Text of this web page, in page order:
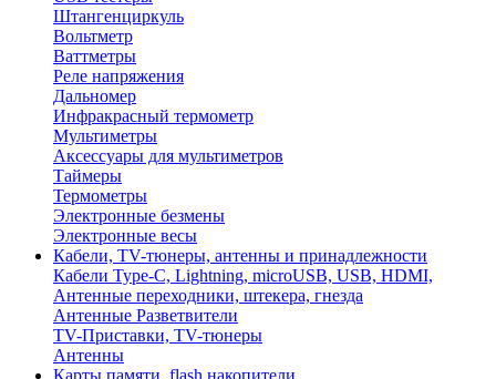
Штангенциркуль
Вольтметр
Ваттметры
Реле напряжения
Дальномер
Инфракрасный термометр
Мультиметры
Аксессуары для мультиметров
Таймеры
Термометры
Электронные безмены
Электронные весы
Кабели, TV-тюнеры, антенны и принадлежности
Кабели Type-C, Lightning, microUSB, USB, HDMI,
Антенные переходники, штекера, гнезда
Антенные Разветвители
TV-Приставки, TV-тюнеры
Антенны
Карты памяти, flash накопители